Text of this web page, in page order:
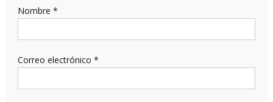
Nombre *
Correo electrónico *